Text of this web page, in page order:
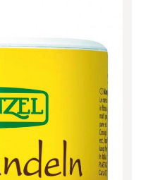
Detail
Detail
Detail